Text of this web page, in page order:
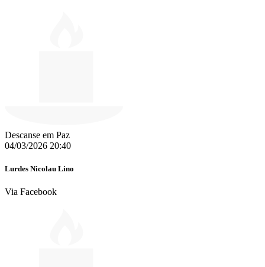
Descanse em Paz
04/03/2026 20:40
Lurdes Nicolau Lino
Via Facebook